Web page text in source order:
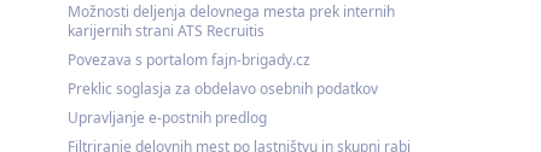
Možnosti deljenja delovnega mesta prek internih
karijernih strani ATS Recruitis
Povezava s portalom fajn-brigady.cz
Preklic soglasja za obdelavo osebnih podatkov
Upravljanje e-postnih predlog
Filtriranje delovnih mest po lastništvu in skupni rabi